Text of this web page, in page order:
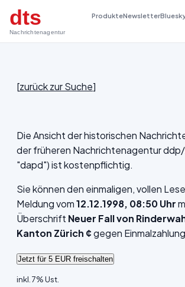
dts
Nachrichtenagentur
ProdukteNewsletter
[zurück zur Suche]
Die Ansicht der historischen
der früheren Nachrichtenagentur
"dapd") ist kostenpflichtig.
Sie können den einmaligen, vollen
Meldung vom12.12.1998, 08:50 Uhr
Überschrift Neuer Fall von
Kanton Zürich ¢gegen
inkl. 7% Ust.